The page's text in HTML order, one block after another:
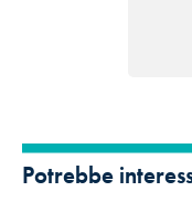
Potrebbe